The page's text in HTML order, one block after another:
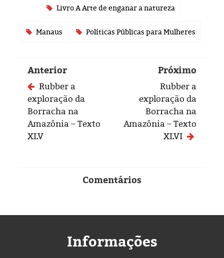
Livro A Arte de enganar a natureza
Manaus Políticas Públicas para Mulheres
Anterior
Rubber a
exploração da
Borracha na
Amazônia – Texto
XLV
Próximo
Rubber a
exploração da
Borracha na
Amazônia – Texto
XLVI
Comentários
Informações